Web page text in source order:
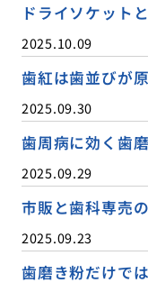
ドライソケット
2025.10.09
歯紅は歯並びが
2025.09.30
歯周病に効く歯
2025.09.29
市販と歯科専売
2025.09.23
歯磨き粉だけで